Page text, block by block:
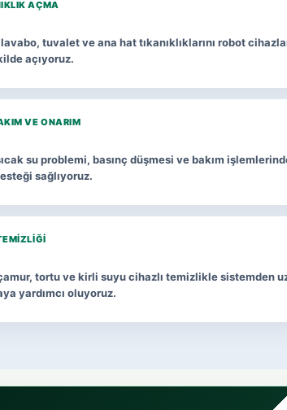
AÇMA
tuvalet ve ana hat tıkanıklıklarını robot
açıyoruz.
VE ONARIM
su problemi, basınç düşmesi ve bakım
sağlıyoruz.
tortu ve kirli suyu cihazlı temizlikle sistemden
yardımcı oluyoruz.